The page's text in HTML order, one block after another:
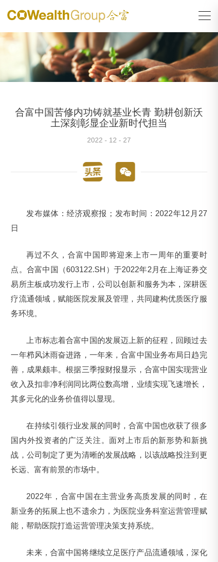
合富中国苦修内功铸就基业长青 勤耕创新沃
土深刻彰显企业新时代担当
2022 - 12 - 27
发布媒体：经济观察报；发布时间：2022年12月27
日
再过不久，合富中国即将迎来上市一周年的重要时
点。合富中国（603122.SH）于2022年2月在上海证券交
易所主板成功发行上市，公司以创新和服务为本，深耕医
疗流通领域，赋能医院发展及管理，共同建构优质医疗服
务环境。
上市标志着合富中国的发展迈上新的征程，回顾过去
一年栉风沐雨奋进路，一年来，合富中国业务布局日趋完
善，成果颇丰。根据三季报财报显示，合富中国实现营业
收入及扣非净利润同比两位数高增，业绩实现飞速增长，
其多元化的业务价值得以显现。
在持续引领行业发展的同时，合富中国也收获了很多
国内外投资者的广泛关注。面对上市后的新形势和新挑
战，公司制定了更为清晰的发展战略，以该战略投注到更
长远、富有前景的市场中。
2022年，合富中国在主营业务高质发展的同时，在
新业务的拓展上也不遗余力，为医院业务科室运营管理赋
能，帮助医院打造运营管理决策支持系统。
未来，合富中国将继续立足医疗产品流通领域，深化